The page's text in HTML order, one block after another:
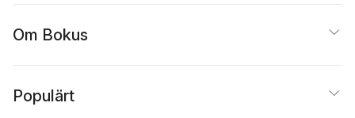
Om Bokus
Populärt